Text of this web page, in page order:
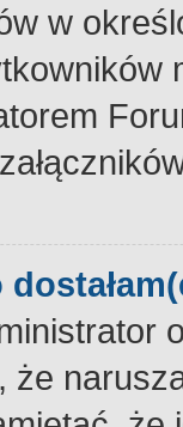
w
że